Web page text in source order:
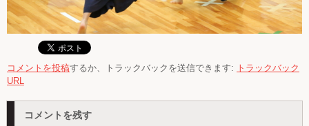
コメントを投稿するか、トラックバックを送信できます: トラックバック
URL
コメントを残す